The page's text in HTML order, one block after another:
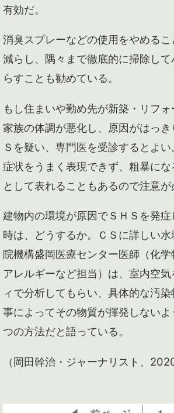
有効だ。
消臭スプレーなどの使用をやめる
減らし、隅々まで徹底的に掃除し
らすことも勧めている。
もし住まいや勤め先が新築・リフォ
家族の体調が悪化し、原因がはっき
Ｓを疑い、専門医を受診するとよ
症状をうまく表現できず、粗暴に
として表れることもあるので注意が
建物内の環境が原因でＳＨＳを発
時は、どうするか。ＣＳに詳しい
院機構盛岡医療センター医師（化
アレルギーなど担当）は、室内空
ィで分析してもらい、具体的な汚
事によってその物質が揮発しない
つの方法だと語っている。
（岡田幹治・ジャーナリスト、